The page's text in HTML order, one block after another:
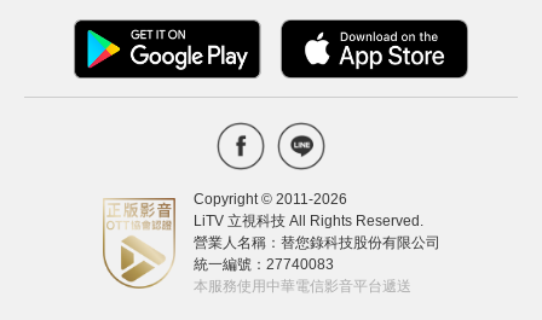
Copyright © 2011-2026
LiTV 立視科技 All Rights Reserved.
營業人名稱：替您錄科技股份有限公司
統一編號：27740083
本服務使用中華電信影音平台遞送